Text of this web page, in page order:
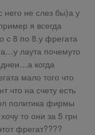
него не слез бы)а у
я всегда
с 8 по 8.у фрегата
лаута почемуто
когда
мало того что
что на счету есть
политика фирмы
то они за 5 грн
фрегат????